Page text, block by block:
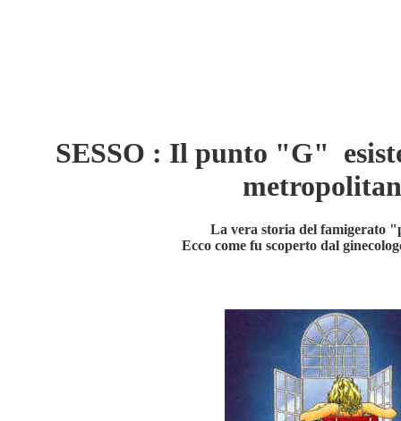
SESSO : Il punto "G"
La vera storia del famigerato
Ecco come fu scoperto dal